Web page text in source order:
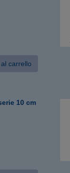
carrello
10 cm